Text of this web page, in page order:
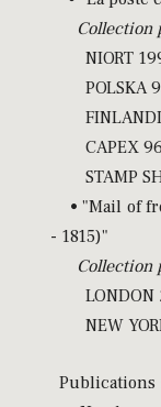
Collection
NIORT
POLSKA
CAPEX 96
STAMP
• "Mail of
- 1815)"
Collection
LONDON
NEW
Publications